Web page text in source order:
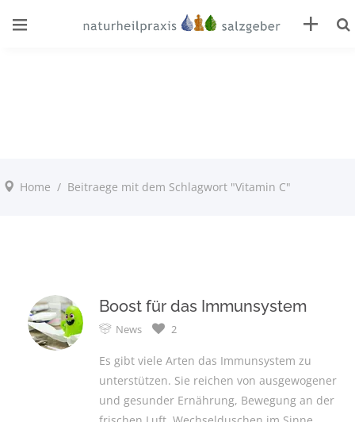
Home / Beitraege mit dem Schlagwort "Vitamin C"
Boost für das Immunsystem
News 2
Es gibt viele Arten das Immunsystem zu
unterstützen. Sie reichen von ausgewogener
und gesunder Ernährung, Bewegung an der